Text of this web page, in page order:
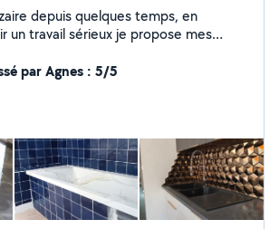
depuis quelques temps, en
un travail sérieux je propose mes
par Agnes : 5/5